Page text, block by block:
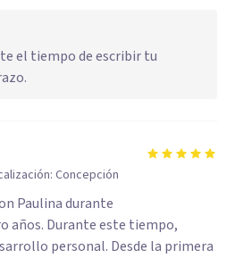
el tiempo de escribir tu
Concepción
Paulina durante
años. Durante este tiempo,
personal. Desde la primera